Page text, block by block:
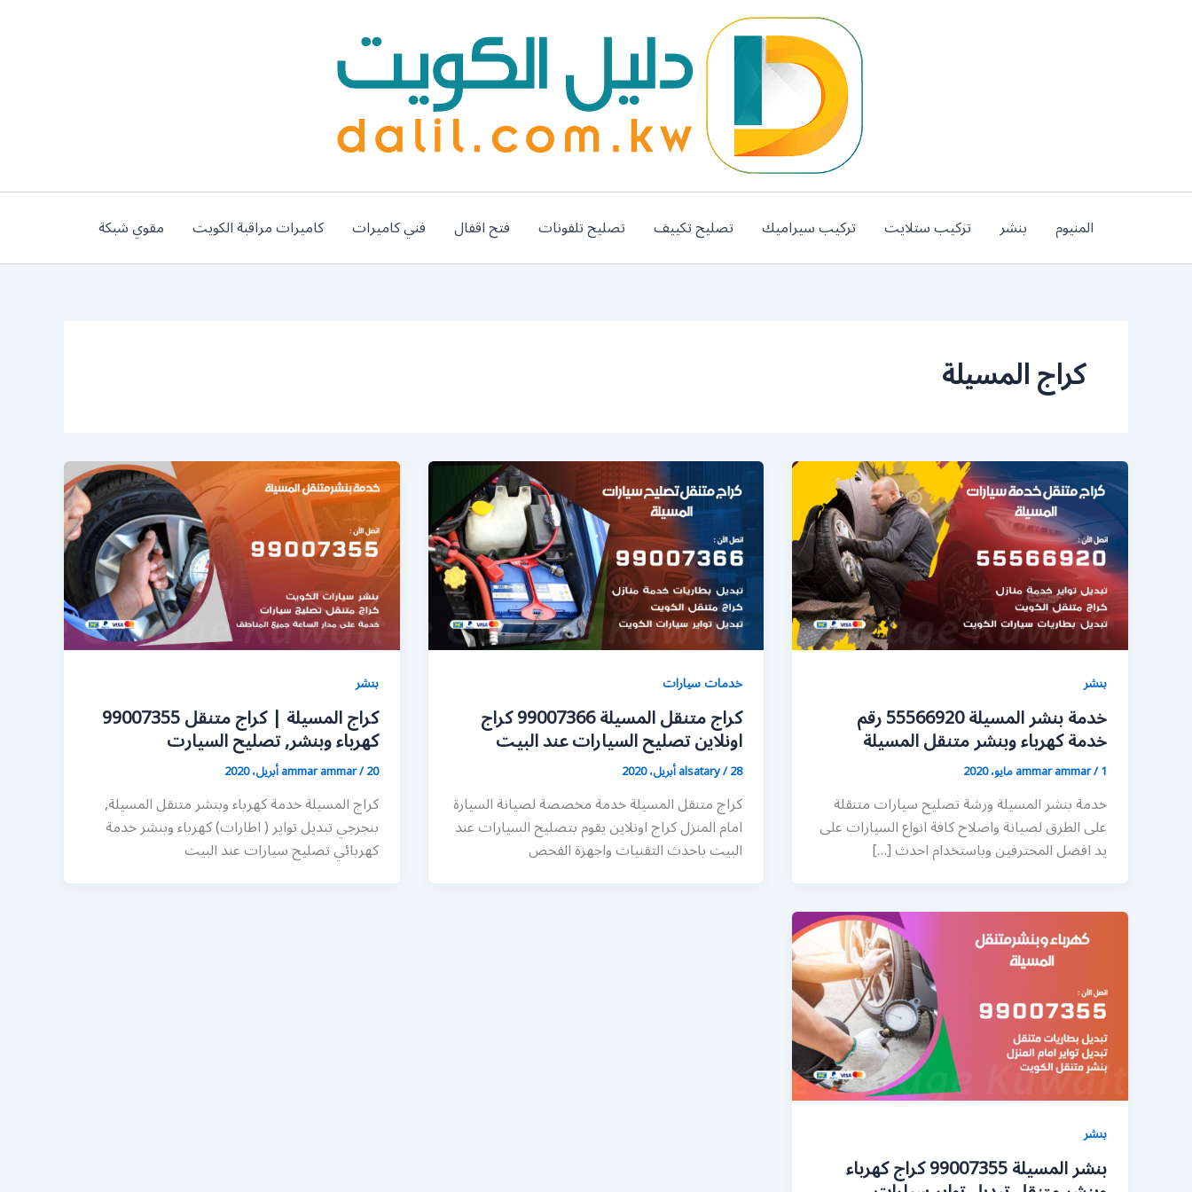
المنيوم بنشر تركيب ستلايت تركيب سيراميك تصليح تكييف تصليح تلفونات فتح اقفال فني كاميرات كاميرات مراقبة الكويت مقوي شبكة
كراج المسيلة
بنشر
خدمة بنشر المسيلة 55566920 رقم
خدمة كهرباء وبنشر متنقل المسيلة
ammar ammar/1 مايو، 2020
خدمة بنشر المسيلة ورشة تصليح سيارات متنقلة
على الطرق لصيانة واصلاح كافة انواع السيارات على
يد افضل المحترفين وباستخدام احدث […]
خدمات سيارات
كراج متنقل المسيلة 99007366 كراج
اونلاين تصليح السيارات عند البيت
alsatary/28 أبريل، 2020
كراج متنقل المسيلة خدمة مخصصة لصيانة السيارة
امام المنزل كراج اونلاين يقوم بتصليح السيارات عند
البيت باحدث التقنيات واجهزة الفحص
بنشر
كراج المسيلة | كراج متنقل 99007355
كهرباء وبنشر, تصليح السيارت
ammar ammar/20 أبريل، 2020
كراج المسيلة خدمة كهرباء وبنشر متنقل المسيلة,
بنجرجي تبديل تواير ( اطارات) كهرباء وبنشر خدمة
كهربائي تصليح سيارات عند البيت
بنشر
بنشر المسيلة 99007355 كراج كهرباء